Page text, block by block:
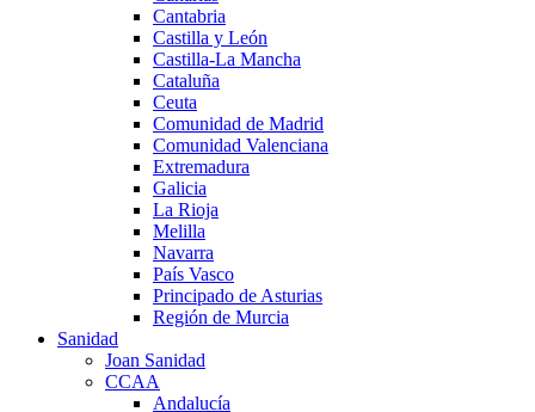
Cantabria
Castilla y León
Castilla-La Mancha
Cataluña
Ceuta
Comunidad de Madrid
Comunidad Valenciana
Extremadura
Galicia
La Rioja
Melilla
Navarra
País Vasco
Principado de Asturias
Región de Murcia
Sanidad
Joan Sanidad
CCAA
Andalucía